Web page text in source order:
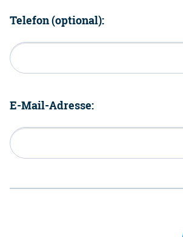
Telefon (optional):
E-Mail-Adresse: